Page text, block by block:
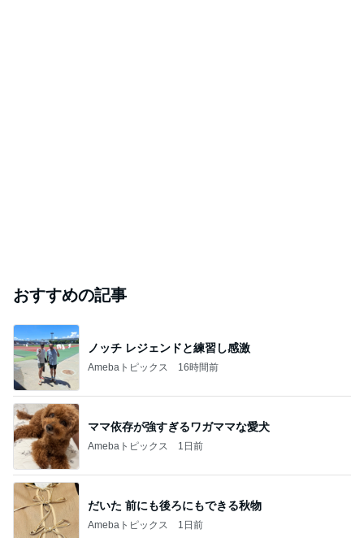
おすすめの記事
ノッチ レジェンドと練習し感激
Amebaトピックス 16時間前
ママ依存が強すぎるワガママな愛犬
Amebaトピックス 1日前
だいた 前にも後ろにもできる秋物
Amebaトピックス 1日前